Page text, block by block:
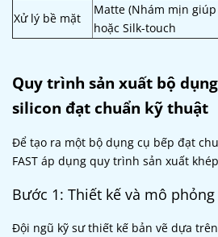
Xử lý bề mặt
Matte (Nhám mịn
hoặc Silk-touch
Quy trình sản xuất bộ
silicon đạt chuẩn kỹ thuật
Để tạo ra một bộ dụng cụ bếp đạt
FAST áp dụng quy trình sản xuất
Bước 1: Thiết kế và mô phỏng
Đội ngũ kỹ sư thiết kế bản vẽ dựa